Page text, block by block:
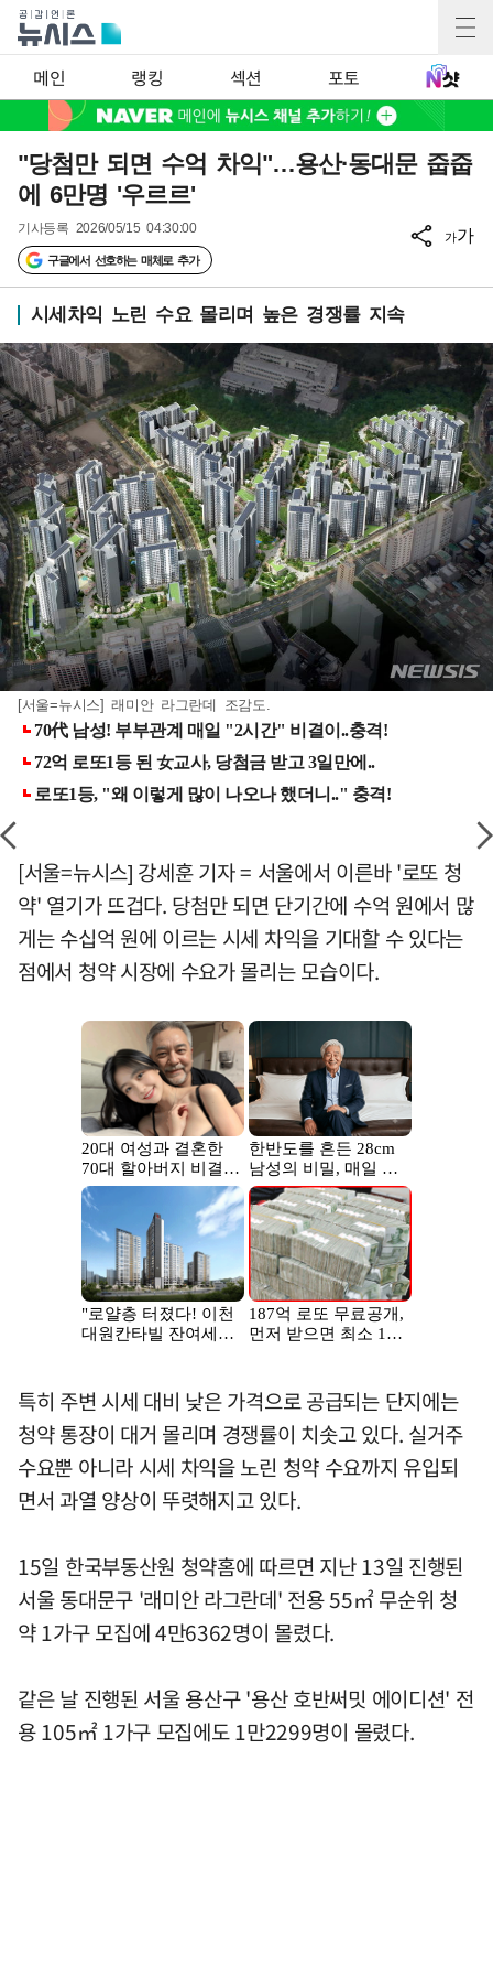
메인 랭킹 섹션 포토
"당첨만 되면 수억 차익"…용산·동대문 줍줍
에 6만명 '우르르'
기사등록 2026/05/15 04:30:00
구글에서 선호하는 매체로 추가
가가
시세차익 노린 수요 몰리며 높은 경쟁률 지속
[서울=뉴시스] 래미안 라그란데 조감도.
[서울=뉴시스] 강세훈 기자 = 서울에서 이른바 '로또 청
약' 열기가 뜨겁다. 당첨만 되면 단기간에 수억 원에서 많
게는 수십억 원에 이르는 시세 차익을 기대할 수 있다는
점에서 청약 시장에 수요가 몰리는 모습이다.
특히 주변 시세 대비 낮은 가격으로 공급되는 단지에는
청약 통장이 대거 몰리며 경쟁률이 치솟고 있다. 실거주
수요뿐 아니라 시세 차익을 노린 청약 수요까지 유입되
면서 과열 양상이 뚜렷해지고 있다.
15일 한국부동산원 청약홈에 따르면 지난 13일 진행된
서울 동대문구 '래미안 라그란데' 전용 55㎡ 무순위 청
약 1가구 모집에 4만6362명이 몰렸다.
같은 날 진행된 서울 용산구 '용산 호반써밋 에이디션' 전
용 105㎡ 1가구 모집에도 1만2299명이 몰렸다.